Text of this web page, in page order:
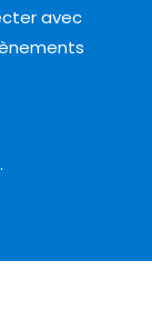
avec
.